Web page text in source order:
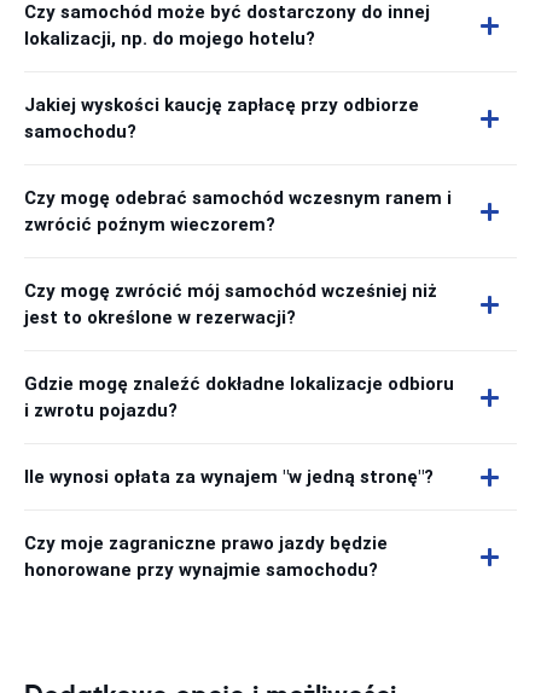
Czy samochód może być dostarczony do innej
lokalizacji, np. do mojego hotelu?
Jakiej wyskości kaucję zapłacę przy odbiorze
samochodu?
Czy mogę odebrać samochód wczesnym ranem i
zwrócić poźnym wieczorem?
Czy mogę zwrócić mój samochód wcześniej niż
jest to określone w rezerwacji?
Gdzie mogę znaleźć dokładne lokalizacje odbioru
i zwrotu pojazdu?
Ile wynosi opłata za wynajem "w jedną stronę"?
Czy moje zagraniczne prawo jazdy będzie
honorowane przy wynajmie samochodu?